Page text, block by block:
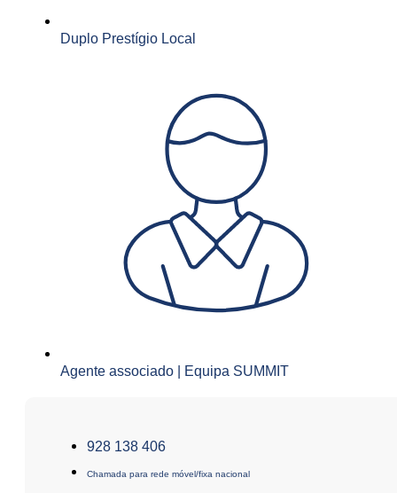
Duplo Prestígio Local
Agente associado | Equipa SUMMIT
928 138 406
Chamada para rede móvel/fixa nacional